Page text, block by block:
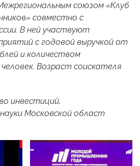
союзом «Клуб
совместно с
В ней участвуют
с годовой выручкой от
и количеством
Возраст соискателя
инвестиций,
Московской област